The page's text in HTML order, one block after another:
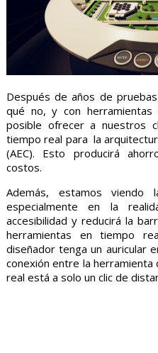
Después de años de
qué no, y con
posible ofrecer a nuestros
tiempo real para la
(AEC). Esto producirá
costos.
Además, estamos viendo
especialmente en la
accesibilidad y reducirá la
herramientas en tiempo
diseñador tenga un auricular
conexión entre la
real está a solo un clic de